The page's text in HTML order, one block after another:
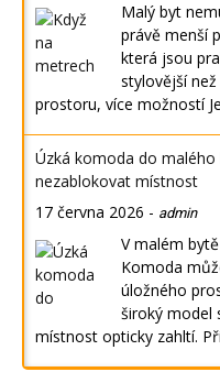
Malý byt
právě menší
která jsou
stylovější
prostoru, více možností
Úzká komoda do
nezablokovat místnost
17 června 2026 - admin
V malém
Komoda
úložného
široký model
místnost opticky zahltí.